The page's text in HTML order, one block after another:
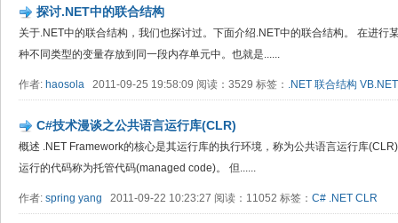
探讨.NET中的联合结构
关于.NET中的联合结构，我们也探讨过。下面介绍.NET中的联合结构。 在进行
种不同类型的变量存放到同一段内存单元中。也就是......
作者: haosola 2011-09-25 19:58:09 阅读：3529 标签： .NET 联合结构 VB.NET
C#技术漫谈之公共语言运行库(CLR)
概述 .NET Framework的核心是其运行库的执行环境，称为公共语言运行库
运行的代码称为托管代码(managed code)。 但......
作者: spring yang 2011-09-22 10:23:27 阅读：11052 标签： C# .NET CLR